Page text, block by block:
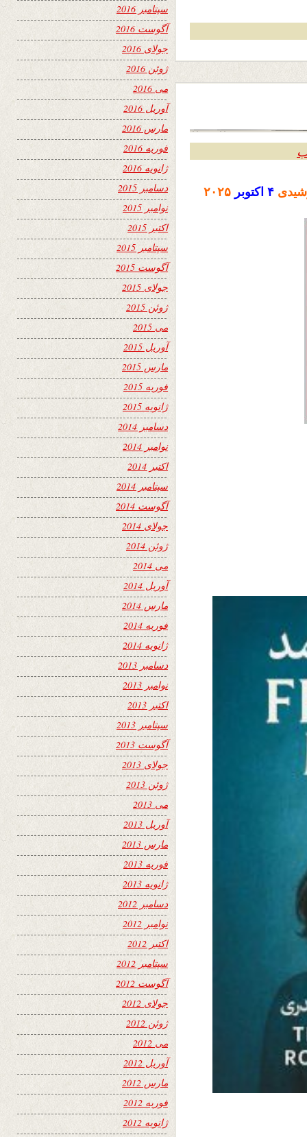
۴ اکتوبر ۲۰۲۵
سپتامبر 2016
آگوست 2016
جولای 2016
ژوئن 2016
می 2016
آوریل 2016
مارس 2016
فوریه 2016
ژانویه 2016
دسامبر 2015
نوامبر 2015
اکتبر 2015
سپتامبر 2015
آگوست 2015
جولای 2015
ژوئن 2015
می 2015
آوریل 2015
مارس 2015
فوریه 2015
ژانویه 2015
دسامبر 2014
نوامبر 2014
اکتبر 2014
سپتامبر 2014
آگوست 2014
جولای 2014
ژوئن 2014
می 2014
آوریل 2014
مارس 2014
فوریه 2014
ژانویه 2014
دسامبر 2013
نوامبر 2013
اکتبر 2013
سپتامبر 2013
آگوست 2013
جولای 2013
ژوئن 2013
می 2013
آوریل 2013
مارس 2013
فوریه 2013
ژانویه 2013
دسامبر 2012
نوامبر 2012
اکتبر 2012
سپتامبر 2012
آگوست 2012
جولای 2012
ژوئن 2012
می 2012
آوریل 2012
مارس 2012
فوریه 2012
ژانویه 2012